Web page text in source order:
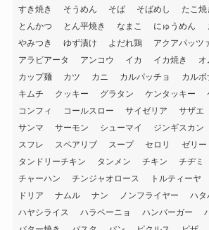
すき焼き
そうめん そば そばめし たこ焼
とんかつ
とん平焼き なまこ にゅうめん
やみつき
ゆず漬け よだれ鶏 アクアパッツ
アラビアータ
アンコウ イカ イカ焼き オ
カップ麺
カツ カニ カルパッチョ カルボ
キムチ
クッキー グラタン ケンタッキー
コンフィ
コールスロー サイゼリア サザエ
サンマ
サーモン シューマイ ジンギスカン
スフレ
スペアリブ スープ セロリ ゼリー
タンドリーチキン
タンメン チキン チヂミ
チャーハン
チンジャオロース トルティーヤ
ドリア
ナムル ナン ノンフライヤー ハタ
ハヤシライス
ハラペーニョ ハンバーガー